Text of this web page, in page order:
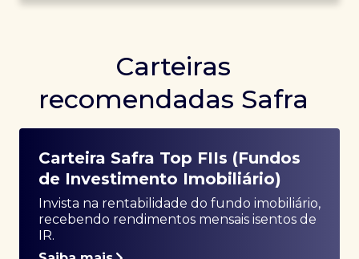
Carteiras
recomendadas Safra
Carteira Safra Top FIIs (Fundos
de Investimento Imobiliário)
Invista na rentabilidade do fundo imobiliário,
recebendo rendimentos mensais isentos de
IR.